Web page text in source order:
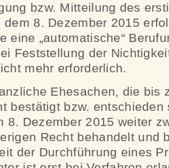
bzw. Mitteilung des
dem 8. Dezember 2015
eine „automatische“
Feststellung der
mehr erforderlich.
Ehesachen, die bis
bestätigt bzw.
8. Dezember 2015 weiter
Recht behandelt und
der Durchführung eines